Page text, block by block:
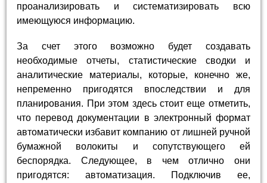
проанализировать и систематизировать всю
имеющуюся информацию.
За счет этого возможно будет создавать
необходимые отчеты, статистические сводки и
аналитические материалы, которые, конечно же,
непременно пригодятся впоследствии и для
планирования. При этом здесь стоит еще отметить,
что перевод документации в электронный формат
автоматически избавит компанию от лишней ручной
бумажной волокиты и сопутствующего ей
беспорядка. Следующее, в чем отлично они
пригодятся: автоматизация. Подключив ее,